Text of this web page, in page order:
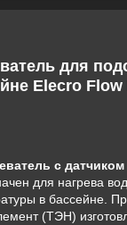
для
Elecro Flow
с
для нагрева
в бассейне.
(ТЭН)